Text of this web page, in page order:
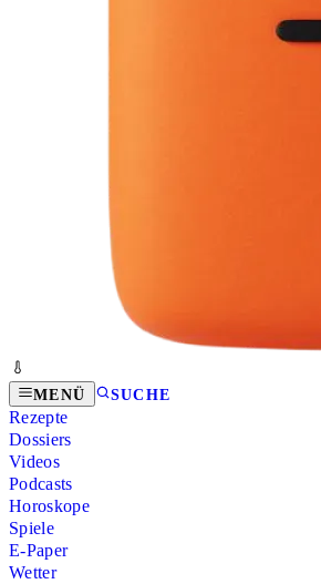
MENÜ SUCHE
Rezepte
Dossiers
Videos
Podcasts
Horoskope
Spiele
E-Paper
Wetter